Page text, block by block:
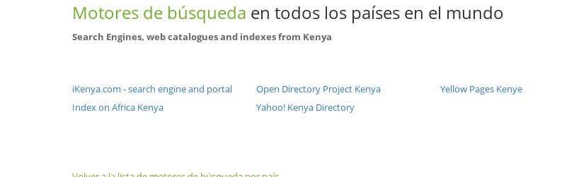
Motores de búsqueda en todos los países en el mundo
Search Engines, web catalogues and indexes from Kenya
iKenya.com - search engine and portal
Index on Africa Kenya
Open Directory Project Kenya
Yahoo! Kenya Directory
Yellow Pages Kenye